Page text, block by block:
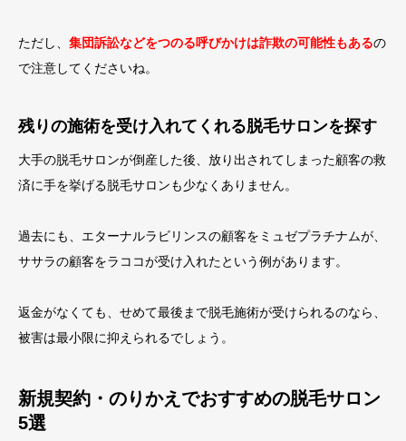
ただし、 集団訴訟などをつのる呼びかけは詐欺の可能性もあるの
で注意してくださいね。
残りの施術を受け入れてくれる脱毛サロンを探す
大手の脱毛サロンが倒産した後、放り出されてしまった顧客の救
済に手を挙げる脱毛サロンも少なくありません。
過去にも、エターナルラビリンスの顧客をミュゼプラチナムが、
ササラの顧客をラココが受け入れたという例があります。
返金がなくても、せめて最後まで脱毛施術が受けられるのなら、
被害は最小限に抑えられるでしょう。
新規契約・のりかえでおすすめの脱毛サロン
5選